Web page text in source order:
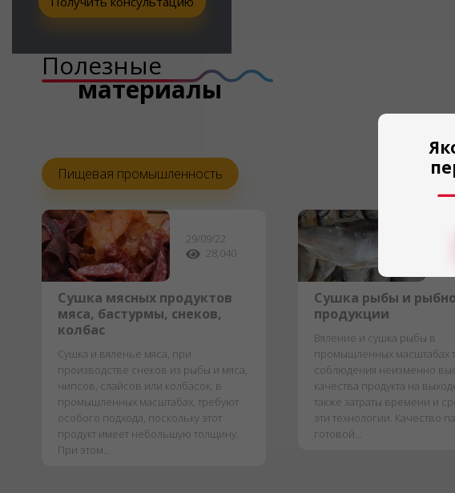
Полезные
материалы
Пищевая промышленность
29/09/22
28,040
Сушка мясных продуктов
мяса, бастурмы, снеков,
колбас
Сушка и вяленье мяса, при
производстве снеков из рыбы и мяса,
чипсов, слайсов или колбасок, в
промышленных масштабах, требуют
особого подхода, поскольку этот
продукт имеет небольшую толщину.
При этом...
Сушка рыбы и
продукции
Вяление и сушка рыбы в
промышленных масштабах
соблюдения неизменно
качества продукта на
также затраты времени и
эти технологии. Качество
готовой...